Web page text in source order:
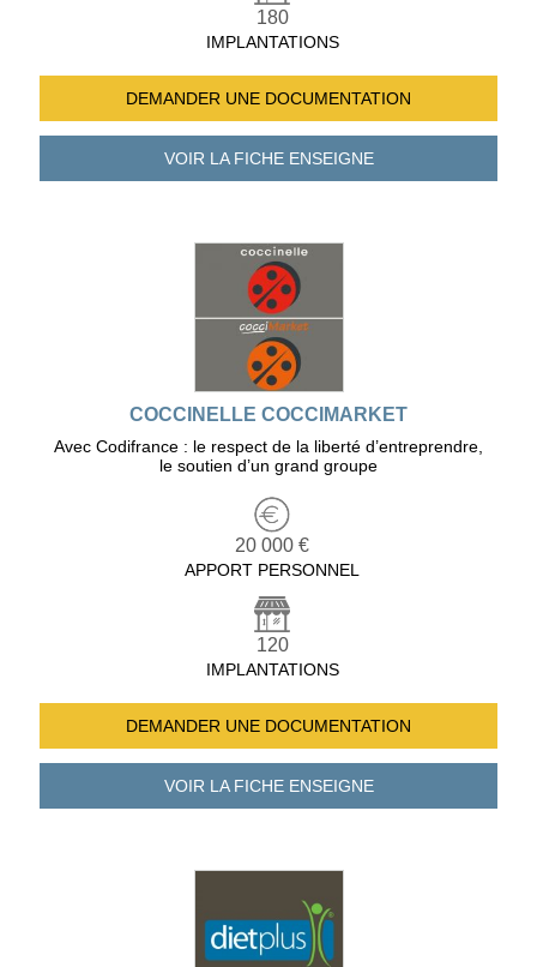
180
IMPLANTATIONS
DEMANDER UNE DOCUMENTATION
VOIR LA FICHEENSEIGNE
COCCINELLE COCCIMARKET
Avec Codifrance : le respect de la liberté d’entreprendre,
le soutien d’un grand groupe
20 000 €
APPORT PERSONNEL
120
IMPLANTATIONS
DEMANDER UNE DOCUMENTATION
VOIR LA FICHEENSEIGNE